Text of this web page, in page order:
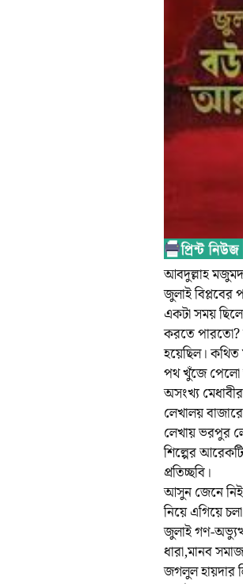
আবদুল্লাহ
জুলাই বিপ্লবের
একটা সময়
করতে পারতো?
হয়েছিল। কথিত
পথ খুঁজে পেলো
অসংখ্য
লেখালয়
লেখায় ভরপুর
শিল্পের
প্রতিচ্ছবি।
আসুন জেনে
নিয়ে এগিয়ে
জুলাই গণ-
ধারা,মানব
জগলুল হায়দার